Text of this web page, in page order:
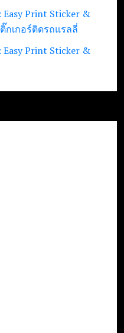
Print Sticker &
กเกอร์ติดรถแรลลี่
Print Sticker &